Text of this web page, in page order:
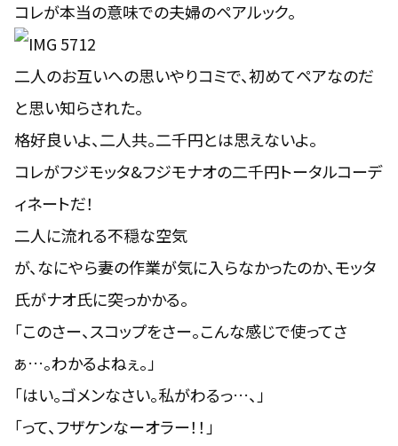
コレが本当の意味での夫婦のペアルック。
二人のお互いへの思いやりコミで、初めてペアなのだ
と思い知らされた。
格好良いよ、二人共。二千円とは思えないよ。
コレがフジモッタ&フジモナオの二千円トータルコーデ
ィネートだ！
二人に流れる不穏な空気
が、なにやら妻の作業が気に入らなかったのか、モッタ
氏がナオ氏に突っかかる。
「このさー、スコップをさー。こんな感じで使ってさ
ぁ…。わかるよねぇ。 」
「はい。ゴメンなさい。私がわるっ…、 」
「って、フザケンなーオラー！！ 」